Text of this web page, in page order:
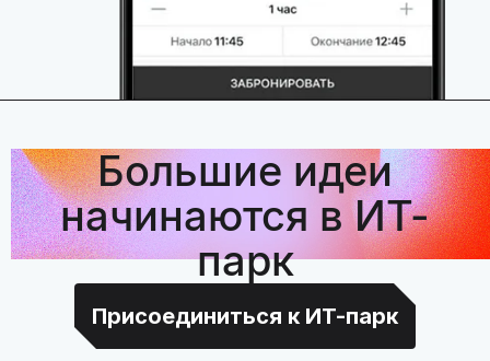
Большие идеи
начинаются в ИТ-
парк
Присоединиться к ИТ-парк